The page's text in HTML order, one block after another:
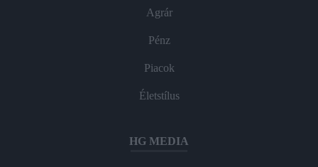
Agrár
Pénz
Piacok
Életstílus
HG MEDIA